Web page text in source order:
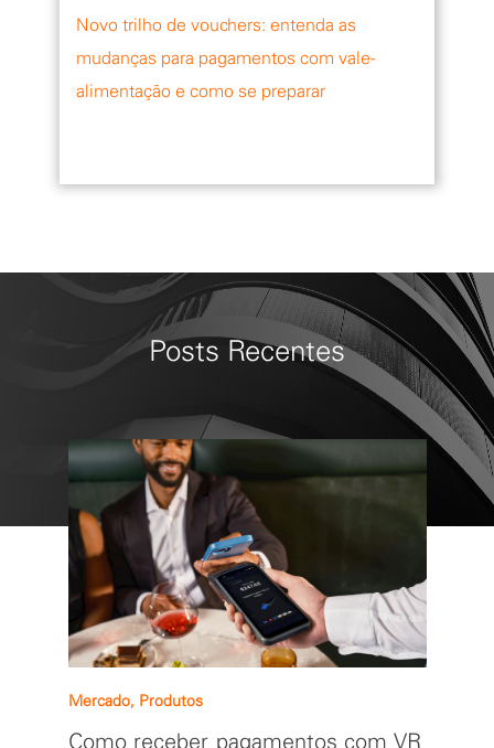
Novo trilho de vouchers: entenda as
mudanças para pagamentos com vale-
alimentação e como se preparar
Posts Recentes
Mercado, Produtos
Como receber pagamentos com VR